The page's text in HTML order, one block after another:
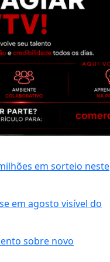
em sorteio neste
em agosto visível do
sobre novo